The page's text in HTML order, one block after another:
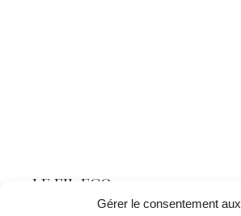
Gérer le consentement aux
LE FIL ECO